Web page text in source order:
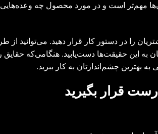
مهم‌تر است و در مورد محصول چه وعده‌هایی
را در دستور کار قرار دهید. می‌توانید از
به این حقیقت‌ها دست‌یابید. هنگامی‌که حقایق را
بهترین چشم‌اندازتان به کار ببرید.
قرار بگیرید